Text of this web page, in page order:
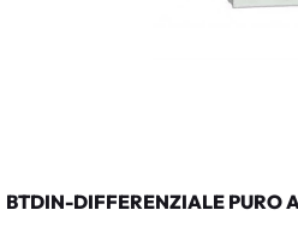
BTDIN-DIFFERENZIALE PURO